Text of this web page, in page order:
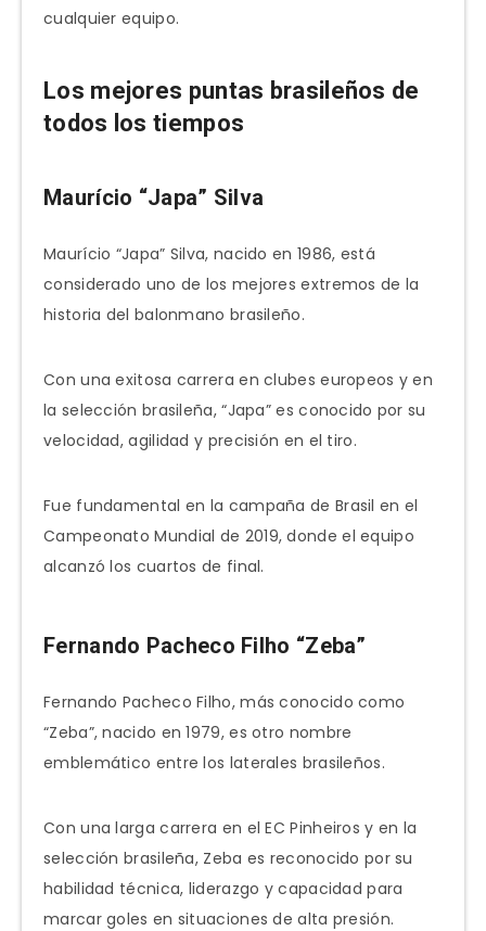
cualquier equipo.
Los mejores puntas brasileños de
todos los tiempos
Maurício “Japa” Silva
Maurício “Japa” Silva, nacido en 1986, está
considerado uno de los mejores extremos de la
historia del balonmano brasileño.
Con una exitosa carrera en clubes europeos y en
la selección brasileña, “Japa” es conocido por su
velocidad, agilidad y precisión en el tiro.
Fue fundamental en la campaña de Brasil en el
Campeonato Mundial de 2019, donde el equipo
alcanzó los cuartos de final.
Fernando Pacheco Filho “Zeba”
Fernando Pacheco Filho, más conocido como
“Zeba”, nacido en 1979, es otro nombre
emblemático entre los laterales brasileños.
Con una larga carrera en el EC Pinheiros y en la
selección brasileña, Zeba es reconocido por su
habilidad técnica, liderazgo y capacidad para
marcar goles en situaciones de alta presión.